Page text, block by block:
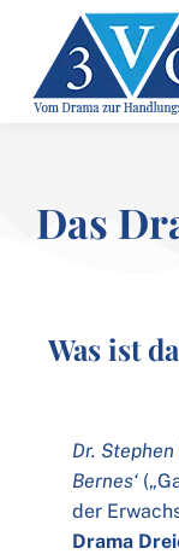
Das
Was ist
Dr.
Bernes‘
der
Drama